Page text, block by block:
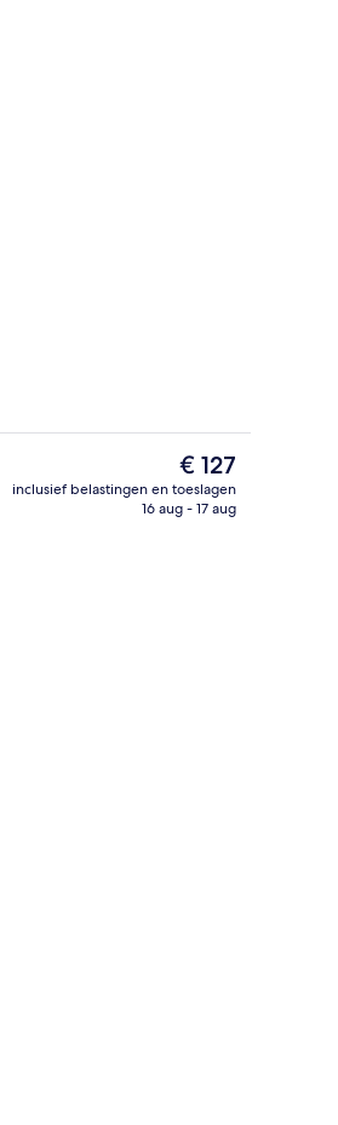
Bar (ter plaatse)
De
huidige
prijs
€ 127
inclusief belastingen en toeslagen
16 aug - 17 aug